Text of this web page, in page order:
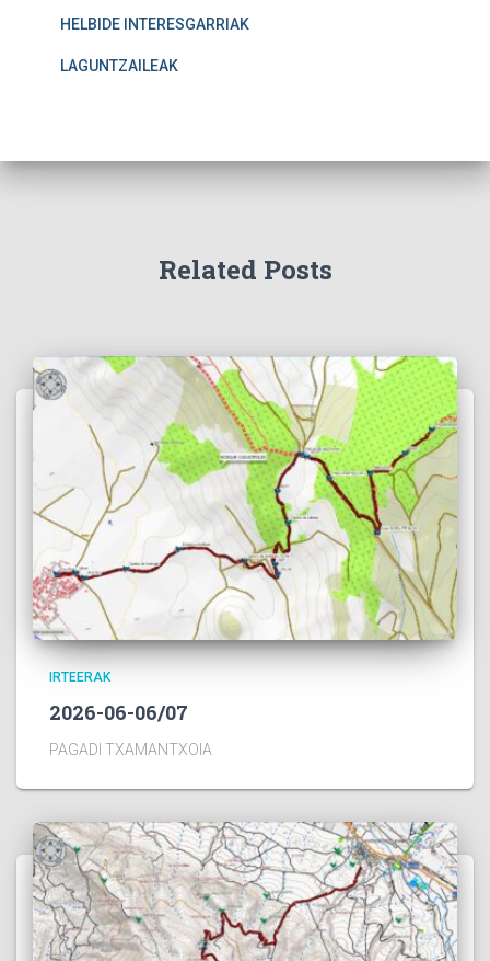
HELBIDE INTERESGARRIAK
LAGUNTZAILEAK
Related Posts
IRTEERAK
2026-06-06/07
PAGADI TXAMANTXOIA